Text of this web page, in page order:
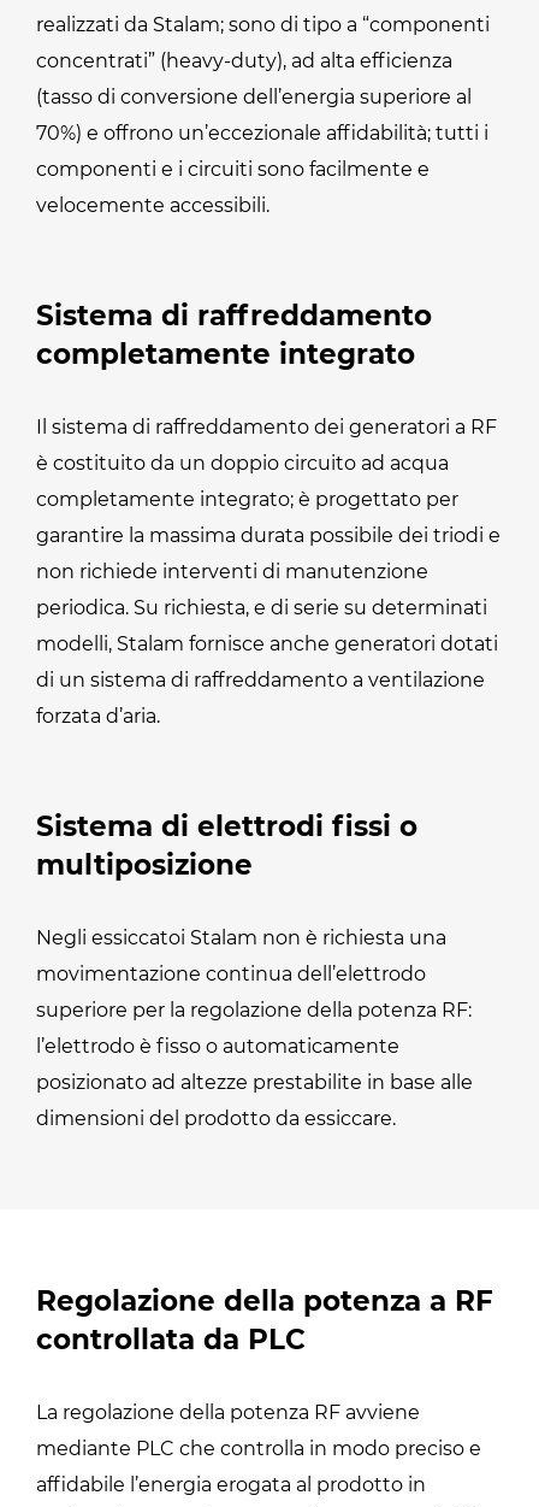
realizzati da Stalam; sono di tipo a “componenti
concentrati” (heavy-duty), ad alta efficienza
(tasso di conversione dell’energia superiore al
70%) e offrono un’eccezionale affidabilità; tutti i
componenti e i circuiti sono facilmente e
velocemente accessibili.
Sistema di raffreddamento
completamente integrato
Il sistema di raffreddamento dei generatori a RF
è costituito da un doppio circuito ad acqua
completamente integrato; è progettato per
garantire la massima durata possibile dei triodi e
non richiede interventi di manutenzione
periodica. Su richiesta, e di serie su determinati
modelli, Stalam fornisce anche generatori dotati
di un sistema di raffreddamento a ventilazione
forzata d’aria.
Sistema di elettrodi fissi o
multiposizione
Negli essiccatoi Stalam non è richiesta una
movimentazione continua dell’elettrodo
superiore per la regolazione della potenza RF:
l’elettrodo è fisso o automaticamente
posizionato ad altezze prestabilite in base alle
dimensioni del prodotto da essiccare.
Regolazione della potenza a RF
controllata da PLC
La regolazione della potenza RF avviene
mediante PLC che controlla in modo preciso e
affidabile l’energia erogata al prodotto in